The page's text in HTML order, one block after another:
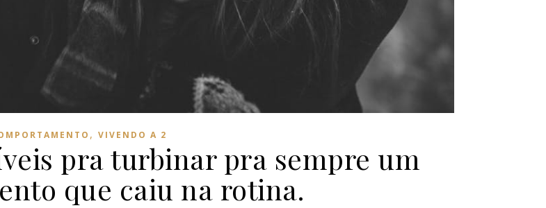
, VIVENDO A 2
pra turbinar pra sempre um
que caiu na rotina.